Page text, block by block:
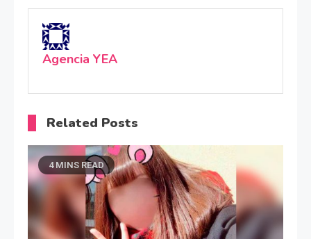
Agencia YEA
Related Posts
4 MINS READ